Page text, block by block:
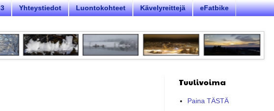
Yhteystiedot Luontokohteet Kävelyreittejä eFatbike
Tuulivoima
Paina TÄSTÄ